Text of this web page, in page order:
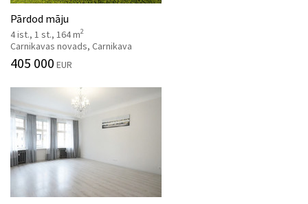
Pārdod māju
4 ist., 1 st., 164 m2
Carnikavas novads, Carnikava
405 000 EUR